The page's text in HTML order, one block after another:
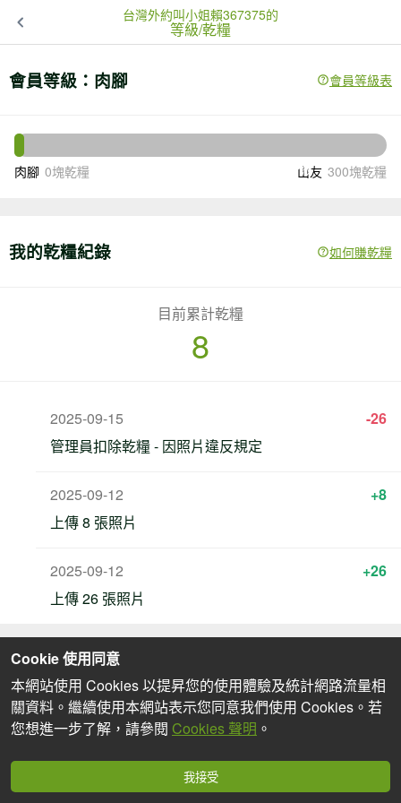
台灣外約叫小姐賴367375的
等級/乾糧
會員等級： 肉腳 會員等級表
塊乾糧升級
肉腳 0塊乾糧 山友 300塊乾糧
我的乾糧紀錄 如何賺乾糧
目前累計乾糧
8
2025-09-15
-26
管理員扣除乾糧 - 因照片違反規定
2025-09-12
+8
上傳 8 張照片
2025-09-12
+26
上傳 26 張照片
Cookie 使用同意
本網站使用 Cookies 以提昇您的使用體驗及統計網路流量相
關資料。繼續使用本網站表示您同意我們使用 Cookies。若
您想進一步了解，請參閱 Cookies 聲明 。
我接受